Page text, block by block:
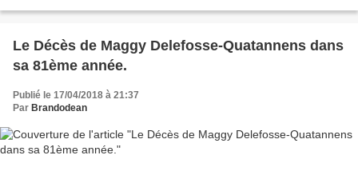
Le Décès de Maggy Delefosse-Quatannens dans
sa 81ème année.
Publié le 17/04/2018 à 21:37
Par Brandodean